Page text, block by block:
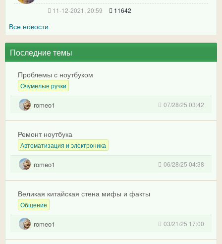
11-12-2021, 20:59 11642
Все новости
Последние темы
Проблемы с ноутбуком
Очумелые ручки
romeo1 07/28/25 03:42
Ремонт ноутбука
Автоматизация и электроника
romeo1 06/28/25 04:38
Великая китайская стена мифы и факты
Общение
romeo1 03/21/25 17:00